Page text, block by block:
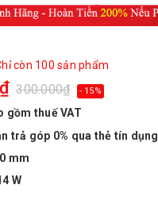
còn 100 sản phẩm
300.000₫ - 15%
gồm thuế VAT
trả góp 0% qua thẻ tín dụng
mm
W